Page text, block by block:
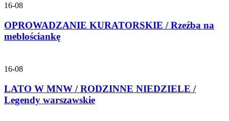
16-08
OPROWADZANIE KURATORSKIE / Rzeźba na
meblościankę
16-08
LATO W MNW / RODZINNE NIEDZIELE /
Legendy warszawskie